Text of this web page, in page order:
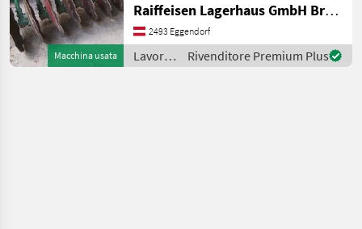
Macchina usata
Scheibenart: gezackt;
Nachlaufeinrichtung: Ja;
Walzentyp: Keilringwalze;
Art der Tiefeneinstellung:
Raiffeisen Lagerhaus GmbH Bruck/Leitha
2493 Eggendorf
Lavorazione
terreno
Rivenditore Premium Plus